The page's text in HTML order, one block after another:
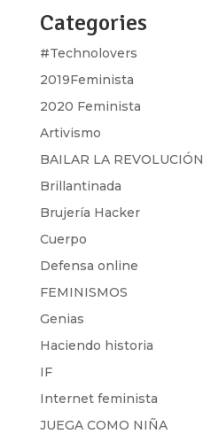
Categories
#Technolovers
2019Feminista
2020 Feminista
Artivismo
BAILAR LA REVOLUCIÓN
Brillantinada
Brujería Hacker
Cuerpo
Defensa online
FEMINISMOS
Genias
Haciendo historia
IF
Internet feminista
JUEGA COMO NIÑA